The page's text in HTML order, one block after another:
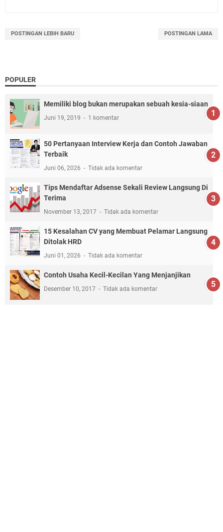
POSTINGAN LEBIH BARU POSTINGAN LAMA
POPULER
Memiliki blog bukan merupakan sebuah kesia-siaan
Juni 19, 2019 1 komentar
50 Pertanyaan Interview Kerja dan Contoh Jawaban
Terbaik
Juni 06, 2026 Tidak ada komentar
Tips Mendaftar Adsense Sekali Review Langsung Di
Terima
November 13, 2017 Tidak ada komentar
15 Kesalahan CV yang Membuat Pelamar Langsung
Ditolak HRD
Juni 01, 2026 Tidak ada komentar
Contoh Usaha Kecil-Kecilan Yang Menjanjikan
Desember 10, 2017 Tidak ada komentar